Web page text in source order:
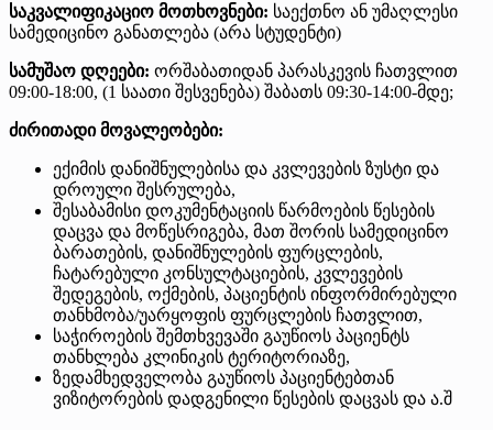
საკვალიფიკაციო მოთხოვნები: საექთნო ან უმაღლესი
სამედიცინო განათლება (არა სტუდენტი)
სამუშაო დღეები: ორშაბათიდან პარასკევის ჩათვლით
09:00-18:00, (1 საათი შესვენება) შაბათს 09:30-14:00-მდე;
ძირითადი მოვალეობები:
ექიმის დანიშნულებისა და კვლევების ზუსტი და
დროული შესრულება,
შესაბამისი დოკუმენტაციის წარმოების წესების
დაცვა და მოწესრიგება, მათ შორის სამედიცინო
ბარათების, დანიშნულების ფურცლების,
ჩატარებული კონსულტაციების, კვლევების
შედეგების, ოქმების, პაციენტის ინფორმირებული
თანხმობა/უარყოფის ფურცლების ჩათვლით,
საჭიროების შემთხვევაში გაუწიოს პაციენტს
თანხლება კლინიკის ტერიტორიაზე,
ზედამხედველობა გაუწიოს პაციენტებთან
ვიზიტორების დადგენილი წესების დაცვას და ა.შ